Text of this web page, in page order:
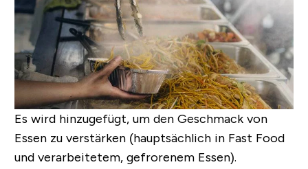
Es wird hinzugefügt, um den Geschmack von
Essen zu verstärken (hauptsächlich in Fast Food
und verarbeitetem, gefrorenem Essen).